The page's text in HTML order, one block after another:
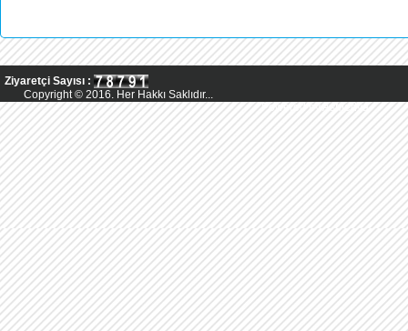
Ziyaretçi Sayısı :
Copyright © 2016. Her Hakkı Saklıdır...
Powered by AsMedya